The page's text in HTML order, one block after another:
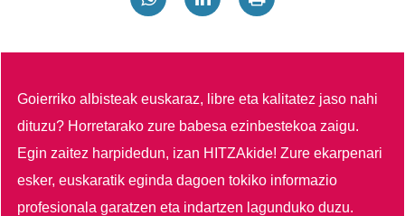
Goierriko albisteak euskaraz, libre eta kalitatez jaso nahi
dituzu? Horretarako zure babesa ezinbestekoa zaigu.
Egin zaitez harpidedun, izan HITZAkide!Zure ekarpenari
esker, euskaratik eginda dagoen tokiko informazio
profesionala garatzen eta indartzen lagunduko duzu.